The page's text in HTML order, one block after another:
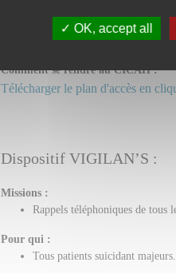
Comment joindre le CICAH :
téléphone :04 77 12 03 52de
Comment se rendre au CICAH :
Télécharger le plan d'accès en
Dispositif VIGILAN’S :
Missions :
Rappels téléphoniques de tous
Pour qui :
Tous patients suicidant majeurs.
OK, accept all